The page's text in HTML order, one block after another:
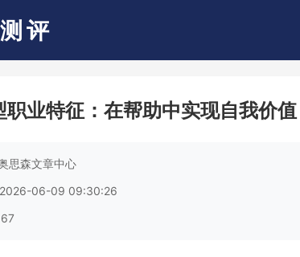
评
职业特征：在帮助中实现自我价值
思森文章中心
2026-06-09 09:30:26